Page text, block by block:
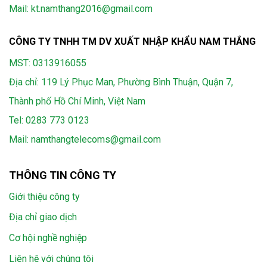
Mail: kt.namthang2016@gmail.com
CÔNG TY TNHH TM DV XUẤT NHẬP KHẨU NAM THẮNG
MST: 0313916055
Địa chỉ: 119 Lý Phục Man, Phường Bình Thuận, Quận 7,
Thành phố Hồ Chí Minh, Việt Nam
Tel: 0283 773 0123
Mail: namthangtelecoms@gmail.com
THÔNG TIN CÔNG TY
Giới thiệu công ty
Địa chỉ giao dịch
Cơ hội nghề nghiệp
Liên hệ với chúng tôi